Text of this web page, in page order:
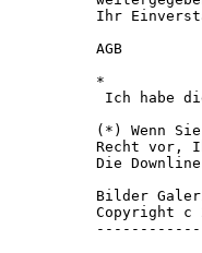
Ihr
AGB
*
Ich habe
(*) Wenn
Recht vor,
Die
Bilder
Copyright